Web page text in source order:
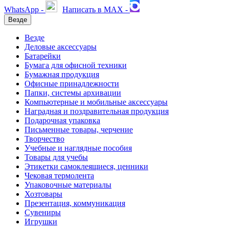
WhatsApp - Написать в MAX -
Везде
Везде
Деловые аксессуары
Батарейки
Бумага для офисной техники
Бумажная продукция
Офисные принадлежности
Папки, системы архивации
Компьютерные и мобильные аксессуары
Наградная и поздравительная продукция
Подарочная упаковка
Письменные товары, черчение
Творчество
Учебные и наглядные пособия
Товары для учебы
Этикетки самоклеящиеся, ценники
Чековая термолента
Упаковочные материалы
Хозтовары
Презентация, коммуникация
Сувениры
Игрушки